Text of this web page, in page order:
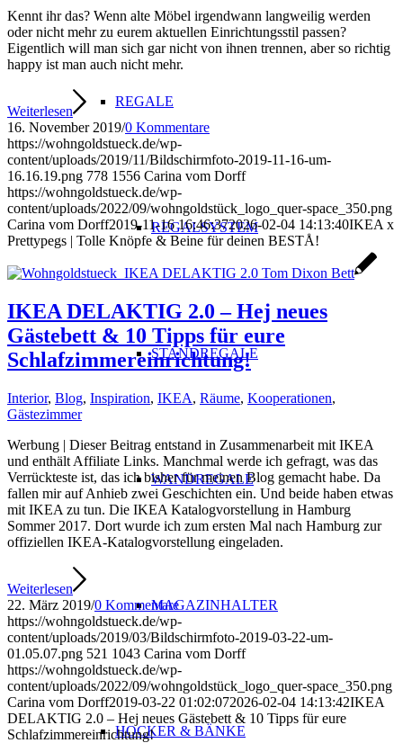
REGALE
REGALSYSTEM
STANDREGALE
WANDREGALE
MAGAZINHALTER
HOCKER & BÄNKE
Kennt ihr das? Wenn alte Möbel irgendwann langweilig werden
oder nicht mehr zu eurem aktuellen Einrichtungsstil passen?
Eigentlich will man sich gar nicht von ihnen trennen, aber so richtig
happy ist man auch nicht mehr.
Weiterlesen
16. November 2019/0 Kommentare
https://wohngoldstueck.de/wp-
content/uploads/2019/11/Bildschirmfoto-2019-11-16-um-
16.16.19.png 778 1556 Carina vom Dorff
https://wohngoldstueck.de/wp-
content/uploads/2022/09/wohngoldstück_logo_quer-space_350.png
Carina vom Dorff2019-11-16 16:46:372026-02-04 14:13:40IKEA x
Prettypegs | Tolle Knöpfe & Beine für deinen BESTÅ!
IKEA DELAKTIG 2.0 – Hej neues
Gästebett & 10 Tipps für eure
Schlafzimmereinrichtung!
Interior, Blog, Inspiration, IKEA, Räume, Kooperationen,
Gästezimmer
Werbung | Dieser Beitrag entstand in Zusammenarbeit mit IKEA
und enthält Affiliate Links. Manchmal werde ich gefragt, was das
Verrückteste ist, das ich bisher für meinen Blog gemacht habe. Da
fallen mir auf Anhieb zwei Geschichten ein. Und beide haben etwas
mit IKEA zu tun. Die IKEA Katalogvorstellung in Hamburg
Sommer 2017. Dort wurde ich zum ersten Mal nach Hamburg zur
offiziellen IKEA-Katalogvorstellung eingeladen.
Weiterlesen
22. März 2019/0 Kommentare
https://wohngoldstueck.de/wp-
content/uploads/2019/03/Bildschirmfoto-2019-03-22-um-
01.05.07.png 521 1043 Carina vom Dorff
https://wohngoldstueck.de/wp-
content/uploads/2022/09/wohngoldstück_logo_quer-space_350.png
Carina vom Dorff2019-03-22 01:02:072026-02-04 14:13:42IKEA
DELAKTIG 2.0 – Hej neues Gästebett & 10 Tipps für eure
Schlafzimmereinrichtung!